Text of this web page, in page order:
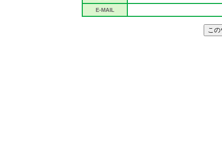
E-MAIL